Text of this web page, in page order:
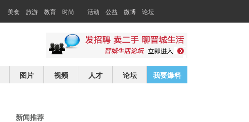
美食 旅游 教育 时尚 活动 公益 微博 论坛
图片 视频 人才 论坛 我要爆料
新闻推荐